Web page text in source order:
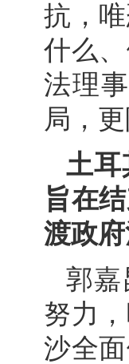
抗，
什么
法理
局，
土耳
旨在
渡政
郭嘉
努力
沙全